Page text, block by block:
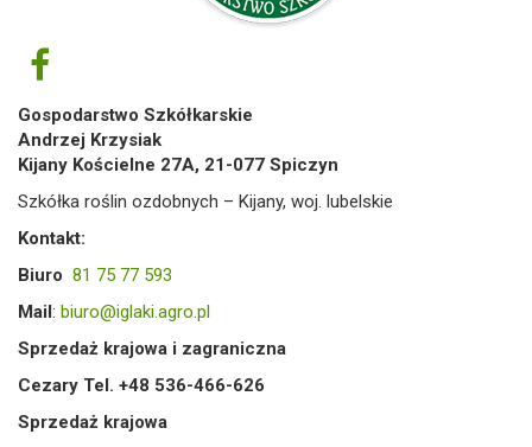
Gospodarstwo Szkółkarskie
Andrzej Krzysiak
Kijany Kościelne 27A, 21-077 Spiczyn
Szkółka roślin ozdobnych – Kijany, woj. lubelskie
Kontakt:
Biuro 81 75 77 593
Mail : biuro@iglaki.agro.pl
Sprzedaż krajowa i zagraniczna
Cezary Tel. +48 536-466-626
Sprzedaż krajowa